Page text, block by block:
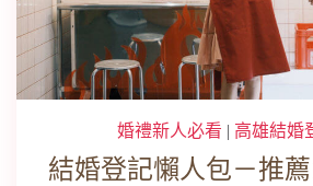
婚禮新人必看 | 高雄結婚
結婚登記懶人包－推